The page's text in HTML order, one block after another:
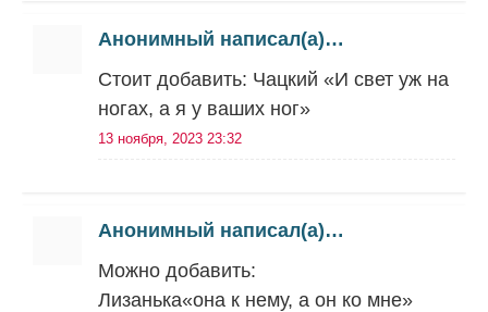
Анонимный написал(а)…
Стоит добавить: Чацкий «И свет уж на
ногах, а я у ваших ног»
13 ноября, 2023 23:32
Анонимный написал(а)…
Можно добавить:
Лизанька«она к нему, а он ко мне»